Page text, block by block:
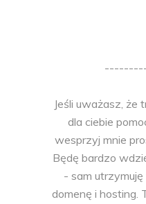
Jeśli uważasz, że
dla ciebie
wesprzyj mnie
Będę bardzo
- sam utrzymuję
domenę i hosting.